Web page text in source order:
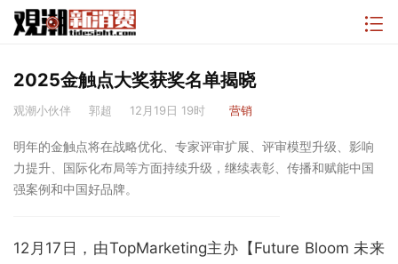
2025金触点大奖获奖名单揭晓
观潮小伙伴 郭超 12月19日 19时 营销
明年的金触点将在战略优化、专家评审扩展、评审模型升级、影响
力提升、国际化布局等方面持续升级，继续表彰、传播和赋能中国
强案例和中国好品牌。
12月17日，由TopMarketing主办【Future Bloom 未来